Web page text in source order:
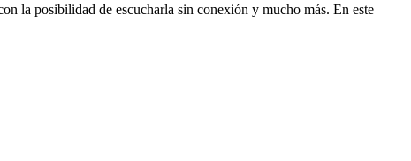
la posibilidad de escucharla sin conexión y mucho más. En este